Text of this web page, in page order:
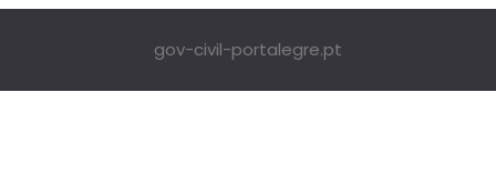
gov-civil-portalegre.pt